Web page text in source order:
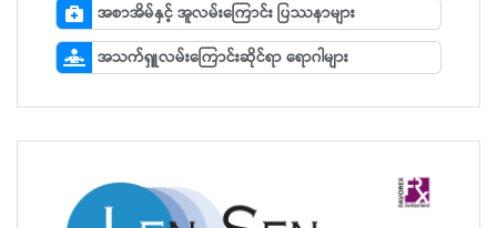
အစာအိမ်နှင့် အူလမ်းကြောင်း ပြဿနာများ
အသက်ရှူလမ်းကြောင်းဆိုင်ရာ ရောဂါများ